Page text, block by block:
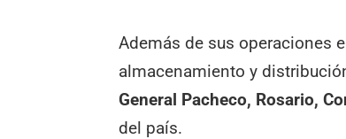
Además de sus operaciones
almacenamiento y
General Pacheco, Rosario,
del país.